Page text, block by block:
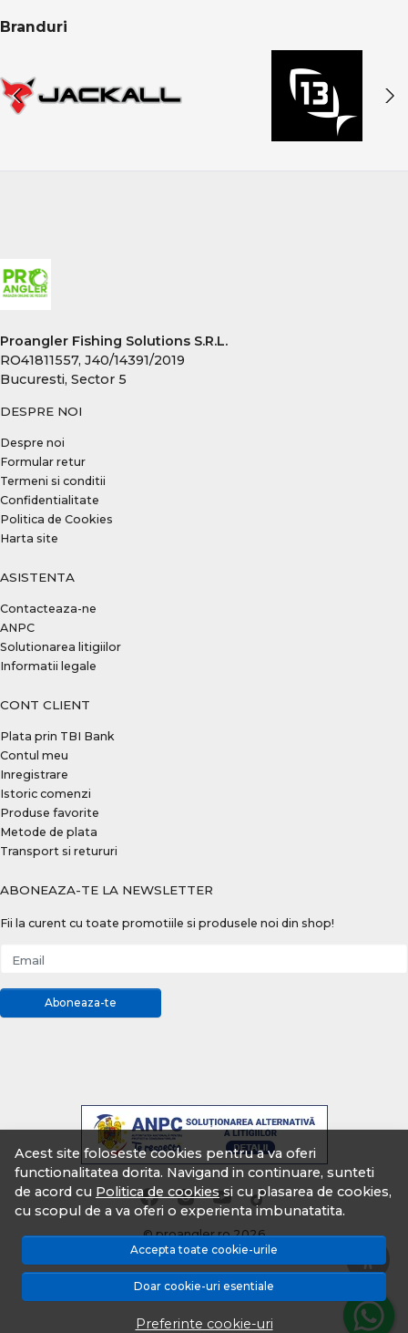
Acest site foloseste cookies pentru a va oferi
functionalitatea dorita. Navigand in continuare, sunteti
de acord cu Politica de cookiessi cu plasarea de cookies,
cu scopul de a va oferi o experienta imbunatatita.
Accepta toate cookie-urile
Doar cookie-uri esentiale
Preferinte cookie-uri
Branduri
Proangler Fishing Solutions S.R.L.
RO41811557, J40/14391/2019
Bucuresti, Sector 5
DESPRE NOI
Despre noi
Formular retur
Termeni si conditii
Confidentialitate
Politica de Cookies
Harta site
ASISTENTA
Contacteaza-ne
ANPC
Solutionarea litigiilor
Informatii legale
CONT CLIENT
Plata prin TBI Bank
Contul meu
Inregistrare
Istoric comenzi
Produse favorite
Metode de plata
Transport si retururi
ABONEAZA-TE LA NEWSLETTER
Fii la curent cu toate promotiile si produsele noi din shop!
Email
Aboneaza-te
© proangler.ro 2026
Magazin online creat cu MerchantPro